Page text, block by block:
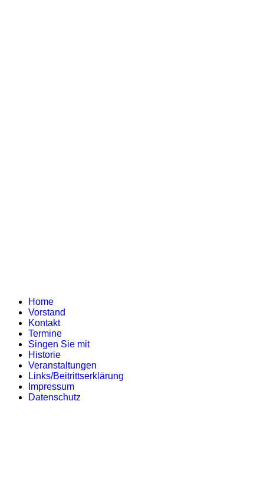
Home
Vorstand
Kontakt
Termine
Singen Sie mit
Historie
Veranstaltungen
Links/Beitrittserklärung
Impressum
Datenschutz